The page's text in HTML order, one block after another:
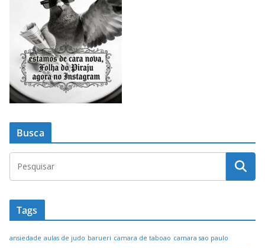
Busca
Tags
ansiedade aulas de judo barueri camara de taboao camara sao paulo